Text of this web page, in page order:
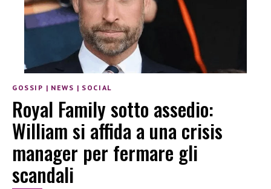
GOSSIP | NEWS | SOCIAL
Royal Family sotto assedio:
William si affida a una crisis
manager per fermare gli
scandali